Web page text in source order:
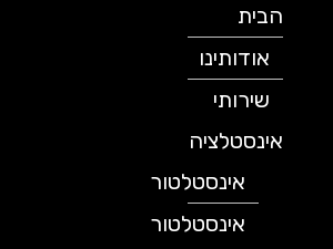
הבית
אודותינו
שירותי
אינסטלציה
אינסטלטור
אינסטלטור